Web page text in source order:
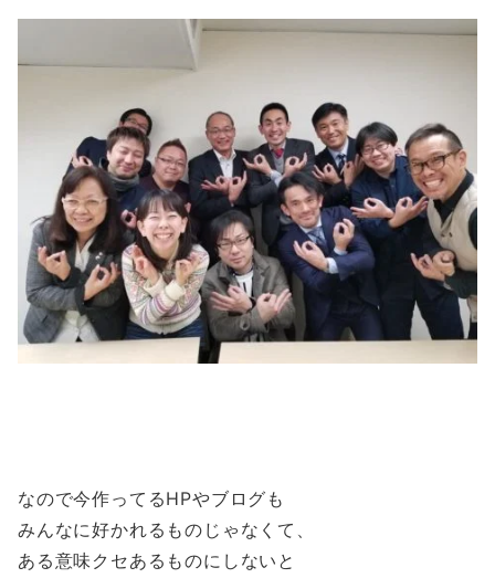
なので今作ってるHPやブログも
みんなに好かれるものじゃなくて、
ある意味クセあるものにしないと